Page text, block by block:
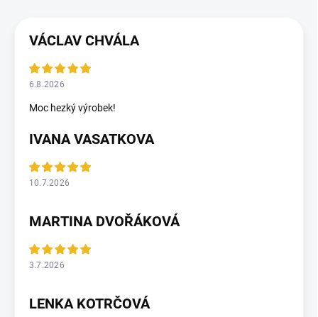
VÁCLAV CHVÁLA
6.8.2026
Moc hezký výrobek!
IVANA VASATKOVA
10.7.2026
MARTINA DVOŘÁKOVÁ
3.7.2026
LENKA KOTRČOVÁ